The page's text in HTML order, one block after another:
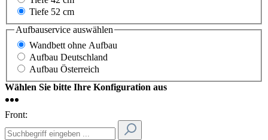
Tiefe 52 cm
Aufbauservice auswählen
Wandbett ohne Aufbau
Aufbau Deutschland
Aufbau Österreich
Wählen Sie bitte Ihre Konfiguration aus
Front: